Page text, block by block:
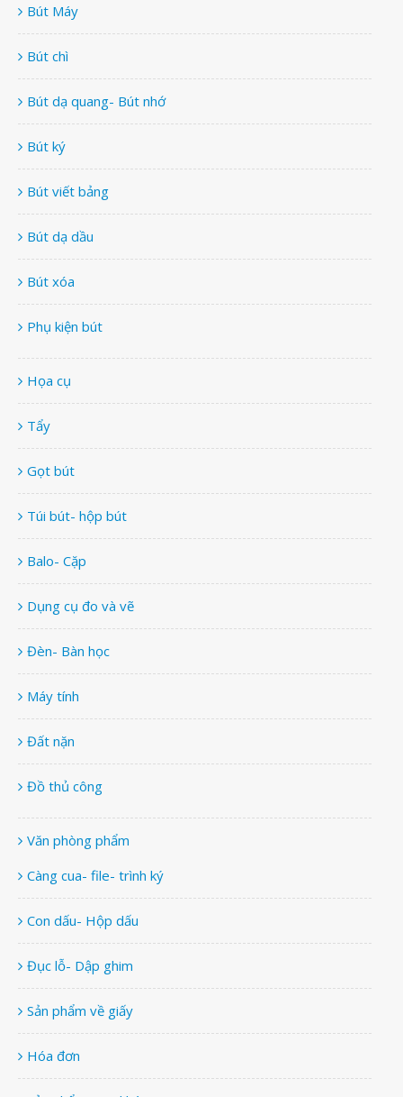
Bút Máy
Bút chì
Bút dạ quang- Bút nhớ
Bút ký
Bút viết bảng
Bút dạ dầu
Bút xóa
Phụ kiện bút
Họa cụ
Tẩy
Gọt bút
Túi bút- hộp bút
Balo- Cặp
Dụng cụ đo và vẽ
Đèn- Bàn học
Máy tính
Đất nặn
Đồ thủ công
Văn phòng phẩm
Càng cua- file- trình ký
Con dấu- Hộp dấu
Đục lỗ- Dập ghim
Sản phẩm về giấy
Hóa đơn